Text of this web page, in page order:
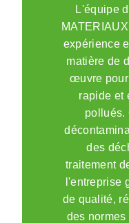
L'équipe
expérience
matière de
œuvre pour
rapide et
pollués.
des
traitement
l'entreprise
de qualité,
des